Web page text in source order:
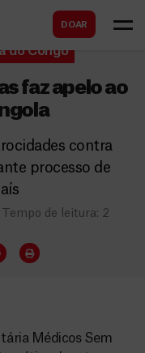
DOAR
do Congo
faz apelo ao
contra
processo de
Tempo de leitura: 2
Médicos Sem